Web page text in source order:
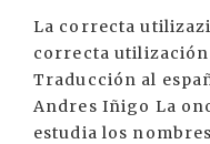
La correcta
correcta
Traducción al
Andres Iñigo La
estudia los